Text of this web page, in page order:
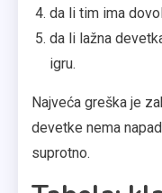
da li tim ima
da li lažna
igru.
Najveća greška je
devetke nema
suprotno.